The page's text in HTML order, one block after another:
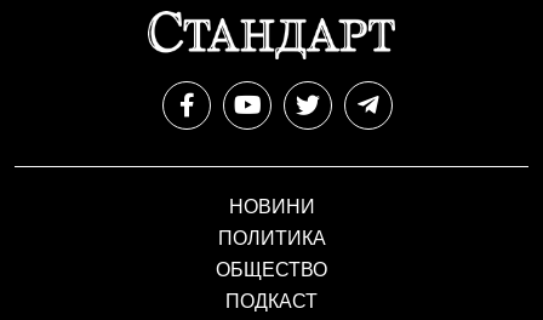
НОВИНИ
ПОЛИТИКА
ОБЩЕСТВО
ПОДКАСТ